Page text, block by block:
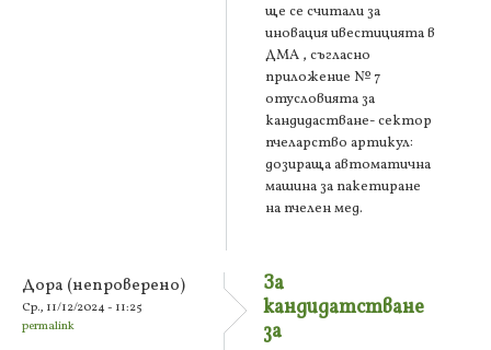
ще се считали за
иновация ивестицията в
ДМА , съгласно
приложение № 7
отусловията за
кандидастване- сектор
пчеларство артикул:
дозираща автоматична
машина за пакетиране
на пчелен мед.
Дора (непроверено)
Ср., 11/12/2024 - 11:25
permalink
За
кандидатстване
за